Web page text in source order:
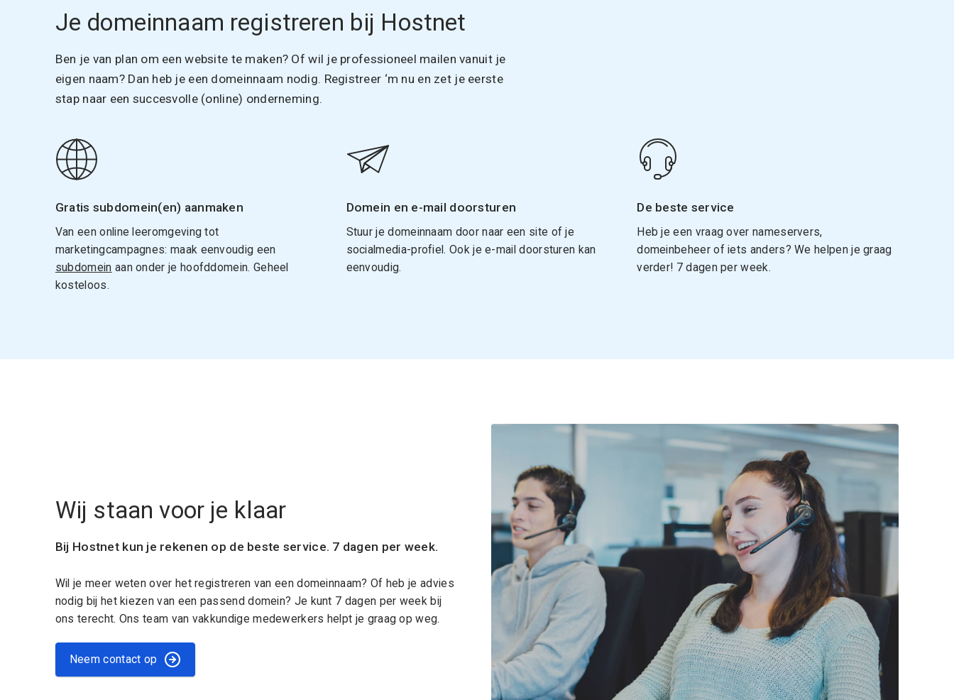
Je domeinnaam registreren bij Hostnet
Ben je van plan om een website te maken? Of wil je professioneel mailen vanuit je
eigen naam? Dan heb je een domeinnaam nodig. Registreer ‘m nu en zet je eerste
stap naar een succesvolle (online) onderneming.
Gratis subdomein(en) aanmaken
Van een online leeromgeving tot
marketingcampagnes: maak eenvoudig een
subdomein aan onder je hoofddomein. Geheel
kosteloos.
Domein en e-mail doorsturen
Stuur je domeinnaam door naar een site of je
socialmedia-profiel. Ook je e-mail doorsturen kan
eenvoudig.
De beste service
Heb je een vraag over nameservers,
domeinbeheer of iets anders? We helpen je graag
verder! 7 dagen per week.
Wij staan voor je klaar
Bij Hostnet kun je rekenen op de beste service. 7 dagen per week.
Wil je meer weten over het registreren van een domeinnaam? Of heb je advies
nodig bij het kiezen van een passend domein? Je kunt 7 dagen per week bij
ons terecht. Ons team van vakkundige medewerkers helpt je graag op weg.
Neem contact op